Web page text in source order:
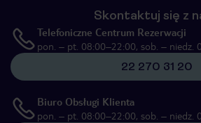
Skontaktuj się z
Telefoniczne Centrum Rezerwacji
pon. – pt. 08:00–22:00, sob. – niedz.
22 270 31 20
Biuro Obsługi Klienta
pon. – pt. 08:00–22:00, sob. – niedz.